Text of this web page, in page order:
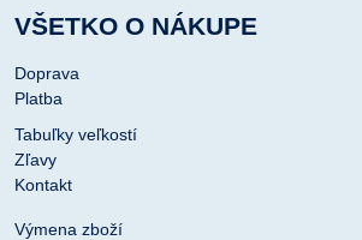
VŠETKO O NÁKUPE
Doprava
Platba
Tabuľky veľkostí
Zľavy
Kontakt
Výmena zboží